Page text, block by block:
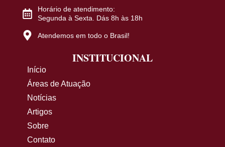
Horário de atendimento:
Segunda à Sexta. Dás 8h às 18h
Atendemos em todo o Brasil!
INSTITUCIONAL
Início
Áreas de Atuação
Notícias
Artigos
Sobre
Contato